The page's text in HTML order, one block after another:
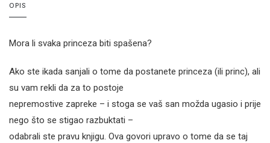
OPIS
Mora li svaka princeza biti spašena?
Ako ste ikada sanjali o tome da postanete princeza (ili princ), ali
su vam rekli da za to postoje
nepremostive zapreke – i stoga se vaš san možda ugasio i prije
nego što se stigao razbuktati –
odabrali ste pravu knjigu. Ova govori upravo o tome da se taj